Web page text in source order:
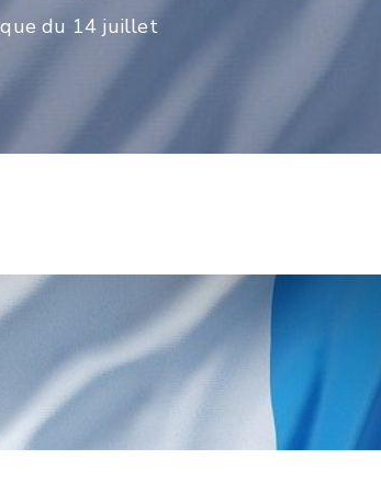
du 14 juillet